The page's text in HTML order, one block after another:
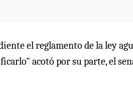
el reglamento de la ley
acotó por su parte, el